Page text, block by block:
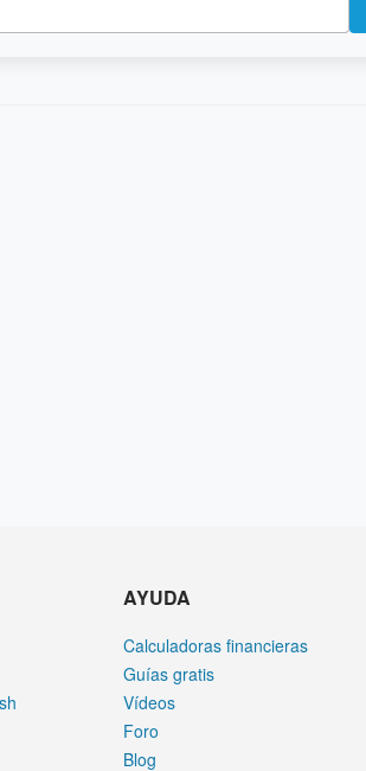
AYUDA
Calculadoras financieras
Guías gratis
Vídeos
Foro
Blog